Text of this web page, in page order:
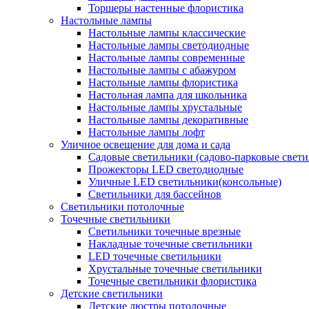
Торшеры настенные флористика
Настольные лампы
Настольные лампы классические
Настольные лампы светодиодные
Настольные лампы современные
Настольные лампы с абажуром
Настольные лампы флористика
Настольная лампа для школьника
Настольные лампы хрустальные
Настольные лампы декоративные
Настольные лампы лофт
Уличное освещение для дома и сада
Садовые светильники (садово-парковые
Прожекторы LED светодиодные
Уличные LED светильники(консольные)
Светильники для бассейнов
Светильники потолочные
Точечные светильники
Светильники точечные врезные
Накладные точечные светильники
LED точечные светильники
Хрустальные точечные светильники
Точечные светильники флористика
Детские светильники
Детские люстры потолочные